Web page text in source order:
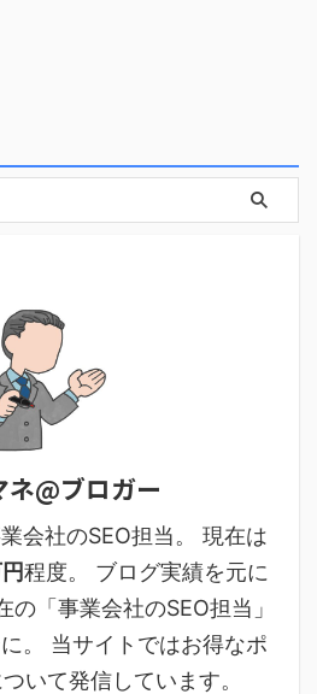
ネ@ブロガー
会社のSEO担当。 現在は
程度。 ブログ実績を元に
「事業会社のSEO担当」
。 当サイトではお得なポ
いて発信しています。